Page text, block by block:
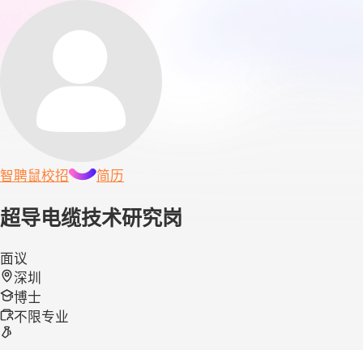
智聘鼠校招 简历
超导电缆技术研究岗
面议
深圳
博士
不限专业